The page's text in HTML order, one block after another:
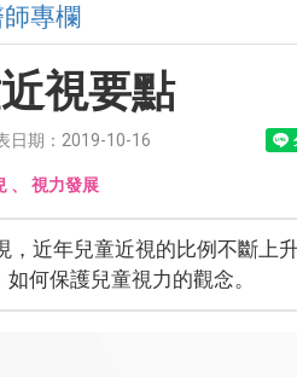
專欄
視要點
日期：2019-10-16
、 視力發展
，近年兒童近視的比例不斷上
何保護兒童視力的觀念。